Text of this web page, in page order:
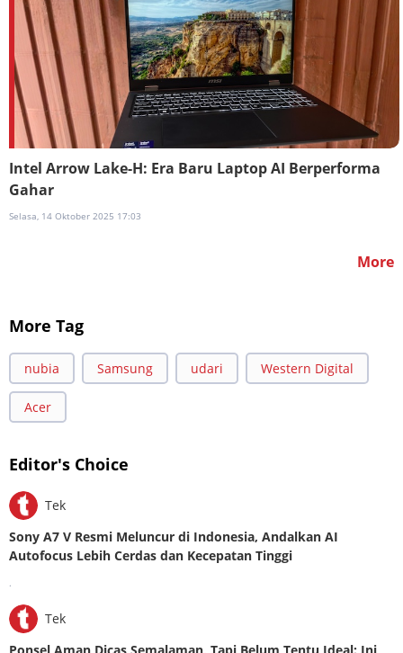
Intel Arrow Lake-H: Era Baru Laptop AI Berperforma
Gahar
Selasa, 14 Oktober 2025 17:03
More
More Tag
nubia Samsung udari Western Digital
Acer
Editor's Choice
Tek
Sony A7 V Resmi Meluncur di Indonesia, Andalkan AI
Autofocus Lebih Cerdas dan Kecepatan Tinggi
.
Tek